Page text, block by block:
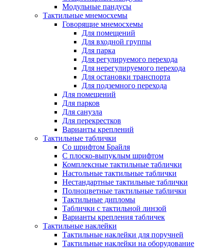
Модульные пандусы
Тактильные мнемосхемы
Говорящие мнемосхемы
Для помещений
Для входной группы
Для парка
Для регулируемого перехода
Для нерегулируемого перехода
Для остановки транспорта
Для подземного перехода
Для помещений
Для парков
Для санузла
Для перекрестков
Варианты креплений
Тактильные таблички
Со шрифтом Брайля
С плоско-выпуклым шрифтом
Комплексные тактильные таблички
Настольные тактильные таблички
Нестандартные тактильные таблички
Полноцветные тактильные таблички
Тактильные дипломы
Таблички с тактильной линзой
Варианты крепления табличек
Тактильные наклейки
Тактильные наклейки для поручней
Тактильные наклейки на оборудование